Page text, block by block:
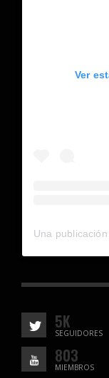
Ver
5K
SEGUIDORES
803
MIEMBROS